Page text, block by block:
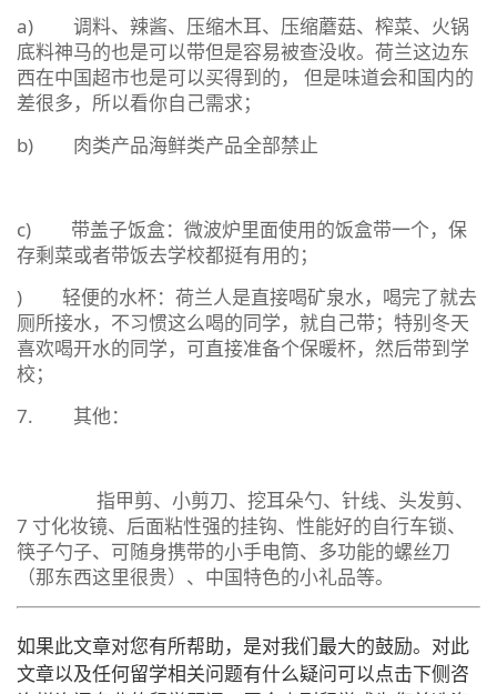
a) 调料、辣酱、压缩木耳、压缩蘑菇、榨菜、火锅
底料神马的也是可以带但是容易被查没收。荷兰这边东
西在中国超市也是可以买得到的， 但是味道会和国内的
差很多，所以看你自己需求；
b) 肉类产品海鲜类产品全部禁止
c) 带盖子饭盒：微波炉里面使用的饭盒带一个，保
存剩菜或者带饭去学校都挺有用的；
) 轻便的水杯：荷兰人是直接喝矿泉水，喝完了就去
厕所接水，不习惯这么喝的同学，就自己带；特别冬天
喜欢喝开水的同学，可直接准备个保暖杯，然后带到学
校；
7. 其他：
指甲剪、小剪刀、挖耳朵勺、针线、头发剪、
7 寸化妆镜、后面粘性强的挂钩、性能好的自行车锁、
筷子勺子、可随身携带的小手电筒、多功能的螺丝刀
（那东西这里很贵）、中国特色的小礼品等。
如果此文章对您有所帮助，是对我们最大的鼓励。对此
文章以及任何留学相关问题有什么疑问可以点击下侧咨